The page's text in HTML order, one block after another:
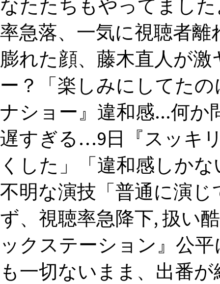
なたたちもやってまし
率急落、一気に視聴者
膨れた顔、藤木直人が
ー？「楽しみにしてた
ナショー』違和感...何か
遅すぎる…9日『スッキ
くした」「違和感しか
不明な演技「普通に演
ず、視聴率急降下, 扱い
ックステーション』公
も一切ないまま、出番